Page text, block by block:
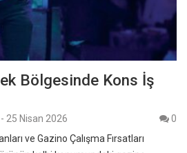
Bölgesinde Kons İş
- 25 Nisan 2026
0
ve Gazino Çalışma Fırsatları